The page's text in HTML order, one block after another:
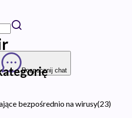
Rozpocznij chat
bezpośrednio na wirusy(23)